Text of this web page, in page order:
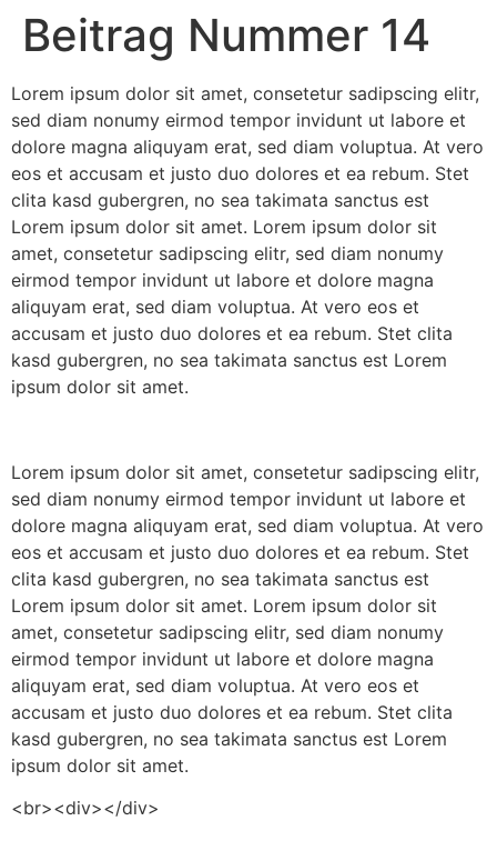
Beitrag Nummer 14
Lorem ipsum dolor sit amet, consetetur sadipscing elitr,
sed diam nonumy eirmod tempor invidunt ut labore et
dolore magna aliquyam erat, sed diam voluptua. At vero
eos et accusam et justo duo dolores et ea rebum. Stet
clita kasd gubergren, no sea takimata sanctus est
Lorem ipsum dolor sit amet. Lorem ipsum dolor sit
amet, consetetur sadipscing elitr, sed diam nonumy
eirmod tempor invidunt ut labore et dolore magna
aliquyam erat, sed diam voluptua. At vero eos et
accusam et justo duo dolores et ea rebum. Stet clita
kasd gubergren, no sea takimata sanctus est Lorem
ipsum dolor sit amet.
Lorem ipsum dolor sit amet, consetetur sadipscing elitr,
sed diam nonumy eirmod tempor invidunt ut labore et
dolore magna aliquyam erat, sed diam voluptua. At vero
eos et accusam et justo duo dolores et ea rebum. Stet
clita kasd gubergren, no sea takimata sanctus est
Lorem ipsum dolor sit amet. Lorem ipsum dolor sit
amet, consetetur sadipscing elitr, sed diam nonumy
eirmod tempor invidunt ut labore et dolore magna
aliquyam erat, sed diam voluptua. At vero eos et
accusam et justo duo dolores et ea rebum. Stet clita
kasd gubergren, no sea takimata sanctus est Lorem
ipsum dolor sit amet.
<br><div></div>